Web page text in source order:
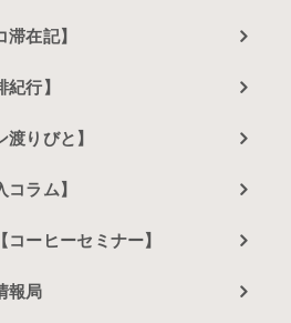
在記】
行】
りびと】
ラム】
ーヒーセミナー】
報局